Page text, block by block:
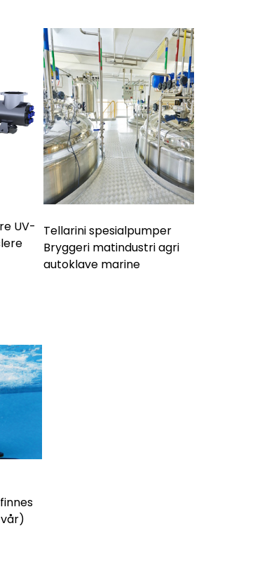
UV-
Tellarini spesialpumper
Bryggeri matindustri agri
autoklave marine